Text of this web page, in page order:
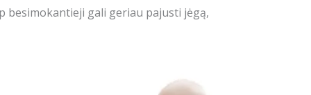
besimokantieji gali geriau pajusti jėgą,